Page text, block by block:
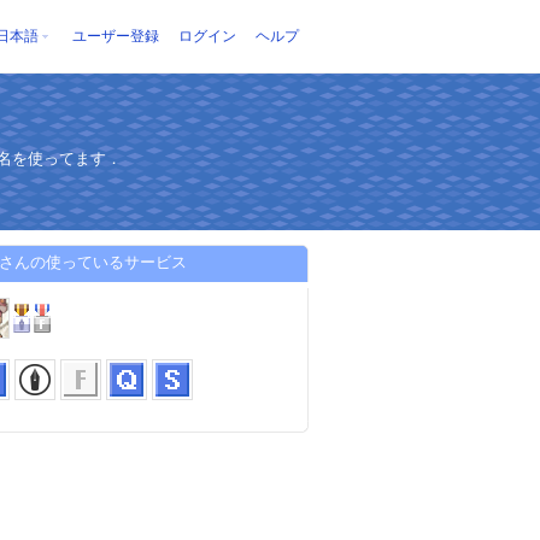
本語 ユーザー登録 ログイン ヘルプ
を使ってます．
んの使っているサービス